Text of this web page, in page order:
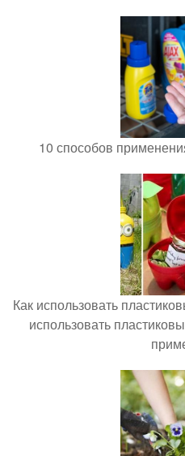
10 способов
Как использовать
использовать